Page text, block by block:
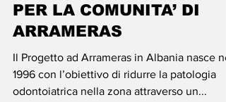
Albania SALUTE ORALE
PER LA COMUNITA’ DI
ARRAMERAS
Il Progetto ad Arrameras in Albania nasce
1996 con l’obiettivo di ridurre la patologia